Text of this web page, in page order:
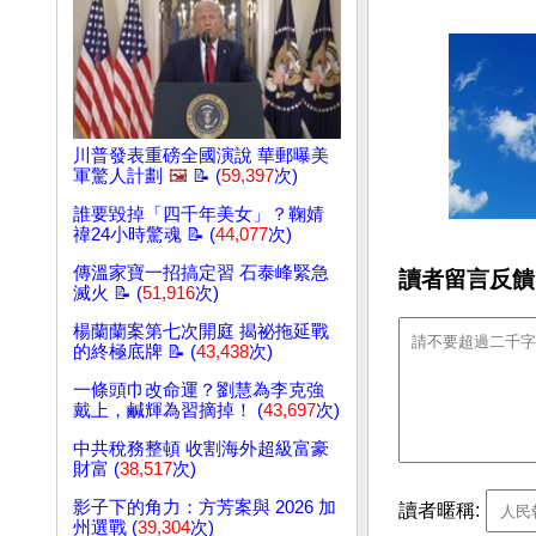
川普發表重磅全國演說 華郵曝美
軍驚人計劃 🖼️ 📝 (59,397次)
誰要毀掉「四千年美女」？鞠婧
禕24小時驚魂 📝 (44,077次)
傳溫家寶一招搞定習 石泰峰緊急
滅火 📝 (51,916次)
楊蘭蘭案第七次開庭 揭祕拖延戰
的終極底牌 📝 (43,438次)
一條頭巾改命運？劉慧為李克強
戴上，鹹輝為習摘掉！ (43,697次)
中共稅務整頓 收割海外超級富豪
財富 (38,517次)
影子下的角力：方芳案與 2026 加
州選戰 (39,304次)
讀者留言反
讀者暱稱: